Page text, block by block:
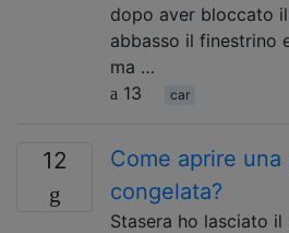
dopo aver bloccato
abbasso il finestrino
ma …
13
car
12
Come aprire
congelata?
Stasera ho lasciato